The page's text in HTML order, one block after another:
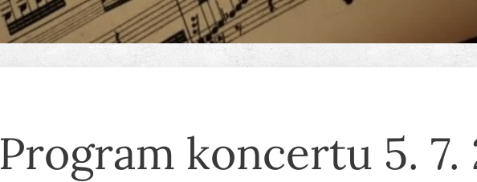
Program koncertu 5. 7.